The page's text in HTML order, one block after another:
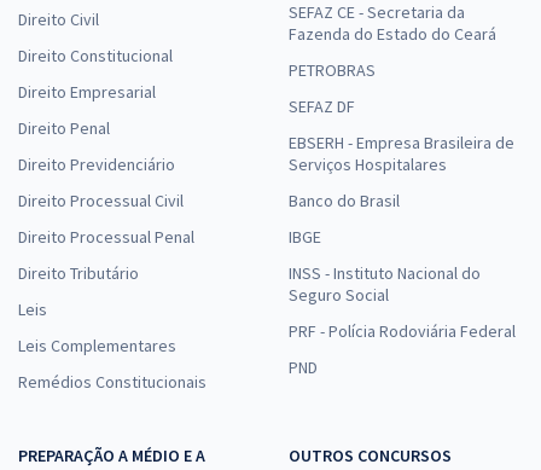
Direito Civil
Direito Constitucional
Direito Empresarial
Direito Penal
Direito Previdenciário
Direito Processual Civil
Direito Processual Penal
Direito Tributário
Leis
Leis Complementares
Remédios Constitucionais
SEFAZ CE - Secretaria da
Fazenda do Estado do Ceará
PETROBRAS
SEFAZ DF
EBSERH - Empresa Brasileira de
Serviços Hospitalares
Banco do Brasil
IBGE
INSS - Instituto Nacional do
Seguro Social
PRF - Polícia Rodoviária Federal
PND
PREPARAÇÃO A MÉDIO E A
OUTROS CONCURSOS